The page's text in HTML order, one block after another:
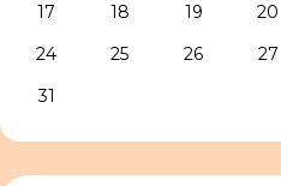
17
18 19 20
24
25 26 27
31